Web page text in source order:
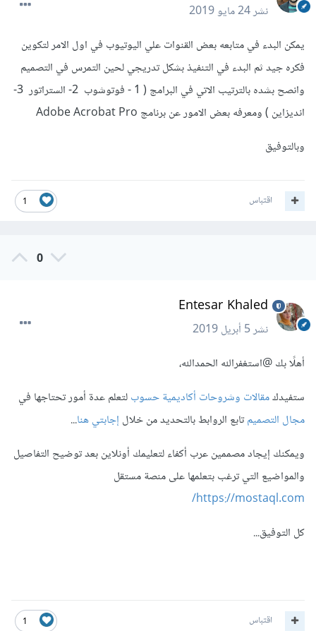
نشر24 مايو 2019
يمكن البدء في متابعه بعض القنوات علي اليوتيوب في اول الامر لتكوين
فكره جيد ثم البدء في التنفيذ بشكل تدريجي لحين التمرس في التصميم
وانصح بشده بالترتيب الاتي في البرامج ( 1 - فوتوشوب 2- الستراتور 3-
انديزاين ) ومعرفه بعض الامور عن برنامج Adobe Acrobat Pro
وبالتوفيق
1 اقتباس
0
Entesar Khaled
نشر5 أبريل 2019
أهلًا بك@استغفرالله الحمدالله،
ستفيدكمقالات وشروحات أكاديمية حسوبلتعلم عدة أمور تحتاجها في
مجال التصميمتابع الروابط بالتحديد من خلالإجابتي هنا...
ويمكنك إيجاد مصممين عرب أكفاء لتعليمك أونلاين بعد توضيح التفاصيل
والمواضيع التي ترغب بتعلمها على منصة مستقل
https://mostaql.com/
كل التوفيق...
1 اقتباس